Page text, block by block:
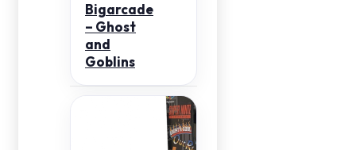
Bigarcade
– Ghost
and
Goblins